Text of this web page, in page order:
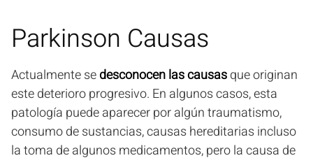
Parkinson Causas
Actualmente sedesconocen las causasque originan
este deterioro progresivo. En algunos casos, esta
patología puede aparecer por algún traumatismo,
consumo de sustancias, causas hereditarias incluso
la toma de algunos medicamentos, pero la causa de